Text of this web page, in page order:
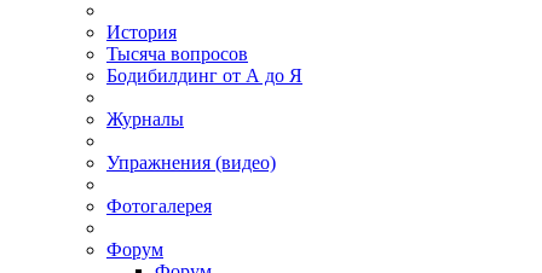
История
Тысяча вопросов
Бодибилдинг от А до Я
Журналы
Упражнения (видео)
Фотогалерея
Форум